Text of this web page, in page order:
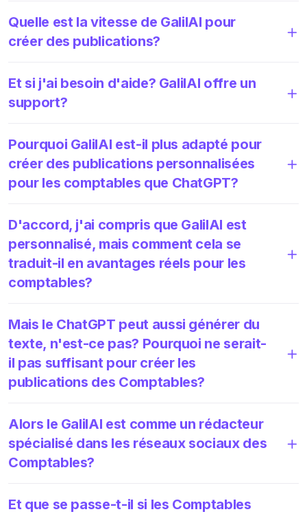
Quelle est la vitesse de GalilAI pour
créer des publications?
Et si j'ai besoin d'aide? GalilAI offre un
support?
Pourquoi GalilAI est-il plus adapté pour
créer des publications personnalisées
pour les comptables que ChatGPT?
D'accord, j'ai compris que GalilAI est
personnalisé, mais comment cela se
traduit-il en avantages réels pour les
comptables?
Mais le ChatGPT peut aussi générer du
texte, n'est-ce pas? Pourquoi ne serait-
il pas suffisant pour créer les
publications des Comptables?
Alors le GalilAI est comme un rédacteur
spécialisé dans les réseaux sociaux des
Comptables?
Et que se passe-t-il si les Comptables